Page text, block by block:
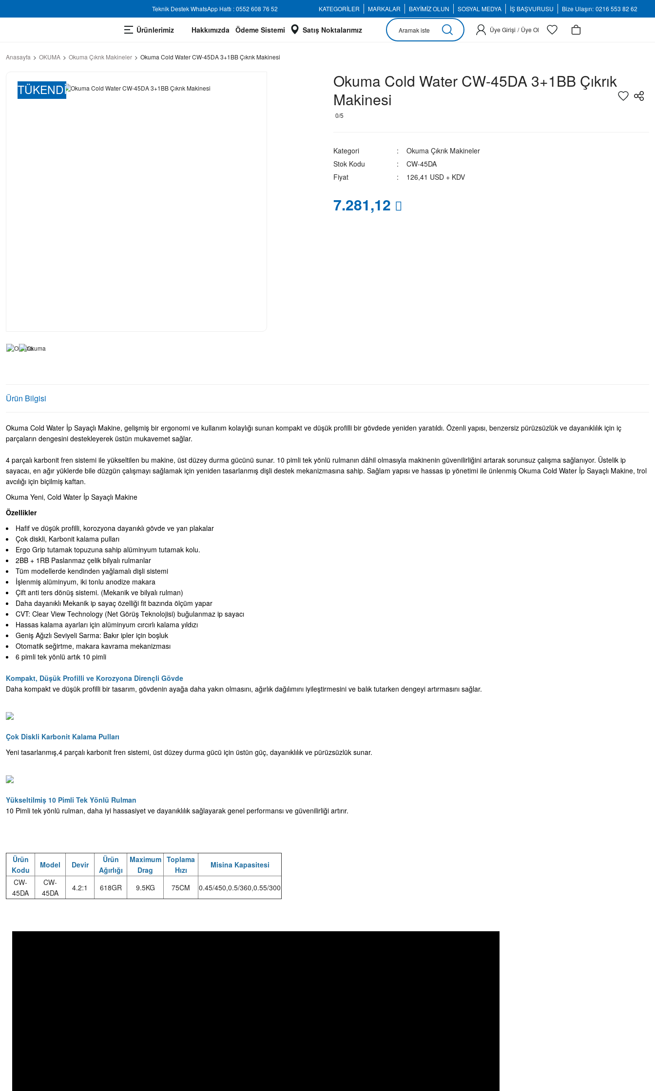
Teknik Destek WhatsApp Hattı : 0552 608 76 52 KATEGORİLER MARKALAR BAYİMİZ OLUN SOSYAL MEDYA İŞ BAŞVURUSU Bize Ulaşın: 0216 553 82 62
Ürünlerimiz Hakkımızda Ödeme Sistemi Satış Noktalarımız Üye Girişi / Üye Ol
Anasayfa OKUMA Okuma Çıkrık Makineler Okuma Cold Water CW-45DA 3+1BB Çıkrık Makinesi
TÜKENDİ
Okuma Cold Water CW-45DA 3+1BB Çıkrık
Makinesi
0/5
Kategori
Okuma Çıkrık Makineler
Stok Kodu
CW-45DA
Fiyat
126,41 USD + KDV
7.281,12
Ürün Bilgisi
Okuma Cold Water İp Sayaçlı Makine, gelişmiş bir ergonomi ve kullanım kolaylığı sunan kompakt ve düşük profilli bir gövdede yeniden yaratıldı. Özenli yapısı, benzersiz pürüzsüzlük ve dayanıklılık için iç
parçaların dengesini destekleyerek üstün mukavemet sağlar.
4 parçalı karbonit fren sistemi ile yükseltilen bu makine, üst düzey durma gücünü sunar. 10 pimli tek yönlü rulmanın dâhil olmasıyla makinenin güvenilirliğini artarak sorunsuz çalışma sağlanıyor. Üstelik ip
sayacaı, en ağır yüklerde bile düzgün çalışmayı sağlamak için yeniden tasarlanmış dişli destek mekanizmasına sahip. Sağlam yapısı ve hassas ip yönetimi ile ünlenmiş Okuma Cold Water İp Sayaçlı Makine, trol
avcılığı için biçilmiş kaftan.
Okuma Yeni, Cold Water İp Sayaçlı Makine
Özellikler
Hafif ve düşük profilli, korozyona dayanıklı gövde ve yan plakalar
Çok diskli, Karbonit kalama pulları
Ergo Grip tutamak topuzuna sahip alüminyum tutamak kolu.
2BB + 1RB Paslanmaz çelik bilyalı rulmanlar
Tüm modellerde kendinden yağlamalı dişli sistemi
İşlenmiş alüminyum, iki tonlu anodize makara
Çift anti ters dönüş sistemi. (Mekanik ve bilyalı rulman)
Daha dayanıklı Mekanik ip sayaç özelliği fit bazında ölçüm yapar
CVT: Clear View Technology (Net Görüş Teknolojisi) buğulanmaz ip sayacı
Hassas kalama ayarları için alüminyum cırcırlı kalama yıldızı
Geniş Ağızlı Seviyeli Sarma: Bakır ipler için boşluk
Otomatik seğirtme, makara kavrama mekanizması
6 pimli tek yönlü artık 10 pimli
Kompakt, Düşük Profilli ve Korozyona Dirençli Gövde
Daha kompakt ve düşük profilli bir tasarım, gövdenin ayağa daha yakın olmasını, ağırlık dağılımını iyileştirmesini ve balık tutarken dengeyi artırmasını sağlar.
Çok Diskli Karbonit Kalama Pulları
Yeni tasarlanmış,4 parçalı karbonit fren sistemi, üst düzey durma gücü için üstün güç, dayanıklılık ve pürüzsüzlük sunar.
Yükseltilmiş 10 Pimli Tek Yönlü Rulman
10 Pimli tek yönlü rulman, daha iyi hassasiyet ve dayanıklılık sağlayarak genel performansı ve güvenilirliği artırır.
Ürün
Kodu
Model Devir
Ürün
Ağırlığı
Maximum
Drag
Toplama
Hızı
Misina Kapasitesi
CW-
45DA
CW-
45DA
4.2:1 618GR 9.5KG 75CM 0.45/450,0.5/360,0.55/300